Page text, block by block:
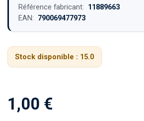
Référence fabricant: 11889663
EAN: 790069477973
Stock disponible : 15.0
1,00 €